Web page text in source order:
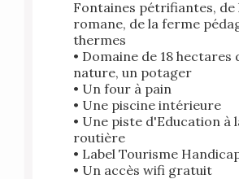
Fontaines pétrifiantes, de
romane, de la ferme
thermes
• Domaine de 18 hectares
nature, un potager
• Un four à pain
• Une piscine intérieure
• Une piste d'Education à
routière
• Label Tourisme
• Un accès wifi gratuit